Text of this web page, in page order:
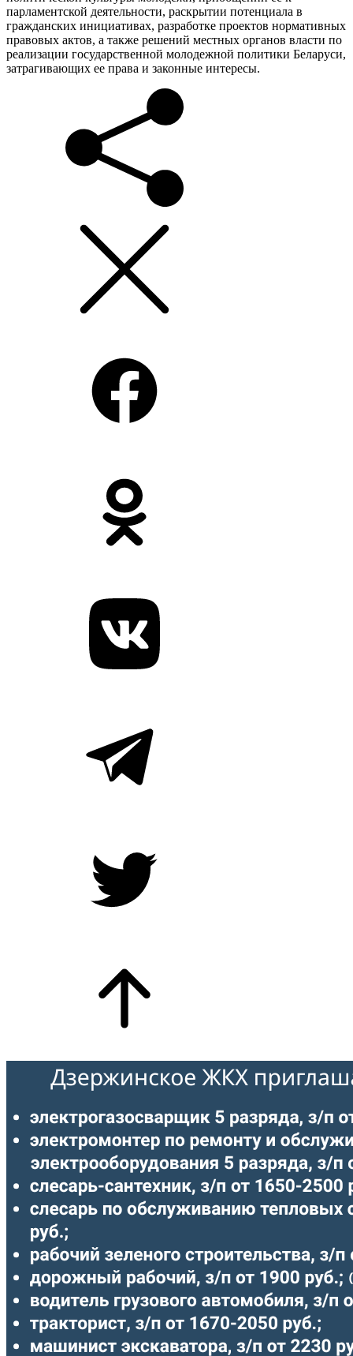
парламентской деятельности, раскрытии потенциала в
гражданских инициативах, разработке проектов нормативных
правовых актов, а также решений местных органов власти по
реализации государственной молодежной политики Беларуси,
затрагивающих ее права и законные интересы.